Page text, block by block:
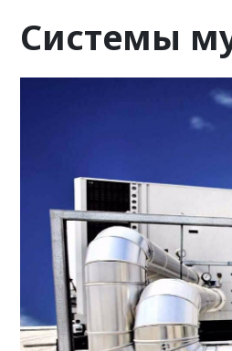
Системы